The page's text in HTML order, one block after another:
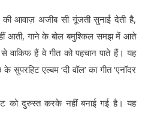
की आवाज़ अजीब सी गूंजती सुनाई देती है,
आती, गाने के बोल बमुश्किल समझ में आते
वाकिफ हैं वे गीत को पहचान पाते हैं। यह
एल्बम ‘दी वॉल’ का गीत ‘एनॉदर
को दुरुस्त करके नहीं बनाई गई है। यह